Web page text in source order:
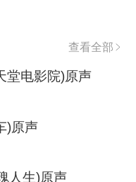
查看全部
堂电影院)原声
)原声
人生)原声